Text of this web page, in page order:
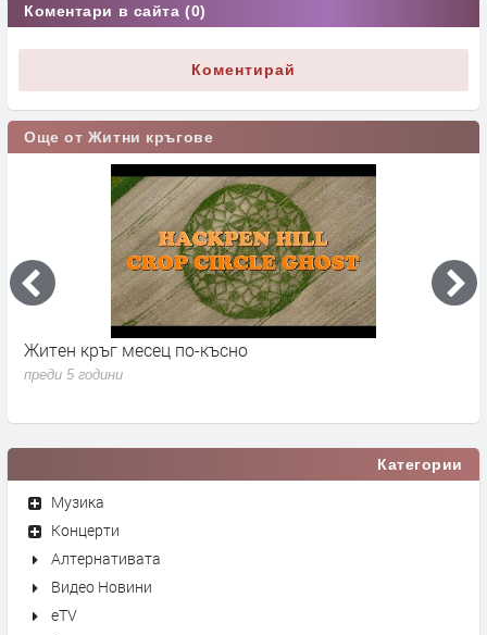
Коментари в сайта (0)
Коментирай
Още от Житни кръгове
Житен кръг месец по-късно
преди 5 години
Категории
Музика
Концерти
Алтернативата
Видео Новини
eTV